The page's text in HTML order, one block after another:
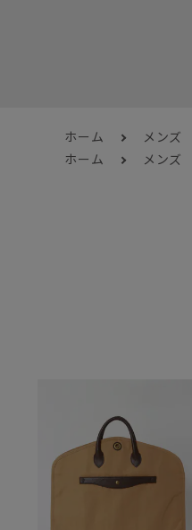
ホーム メンズ
ホーム
メンズ